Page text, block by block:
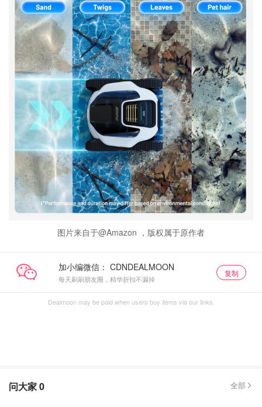
图片来自于@Amazon ，版权属于原作者
加小编微信：
每天刷刷朋友圈，精华折扣不漏掉
复制
Dealmoon may be paid when users buy items via our links.
问大家0 全部